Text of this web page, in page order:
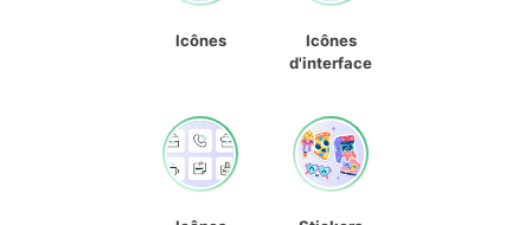
Icônes
Icônes
d'interface